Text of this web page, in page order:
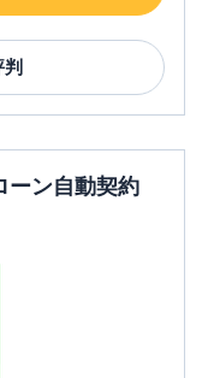
ーン自動契約